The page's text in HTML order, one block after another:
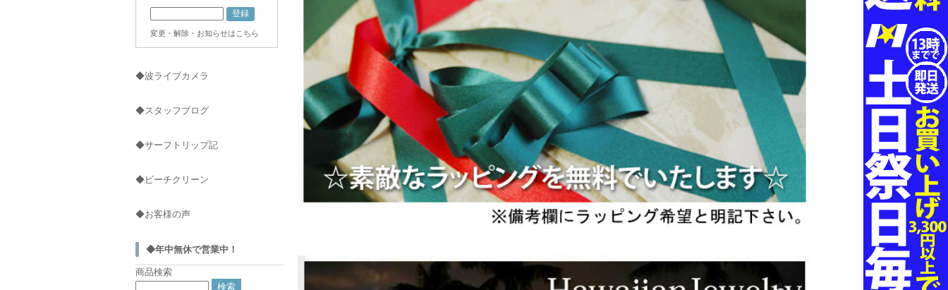
変更・解除・お知らせはこちら
◆波ライブカメラ
◆スタッフブログ
◆サーフトリップ記
◆ビーチクリーン
◆お客様の声
◆年中無休で営業中！
商品検索